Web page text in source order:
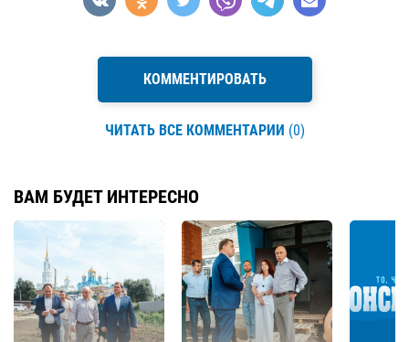
КОММЕНТИРОВАТЬ
ЧИТАТЬ ВСЕ КОММЕНТАРИИ (0)
ВАМ БУДЕТ ИНТЕРЕСНО